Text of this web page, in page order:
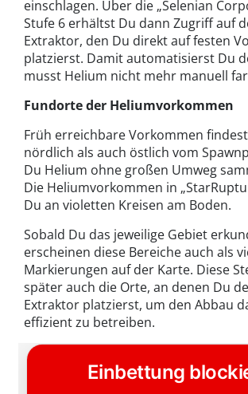
einschlagen. Über die „Selenian
Stufe 6 erhältst Du dann Zugriff auf
Extraktor, den Du direkt auf festen
platzierst. Damit automatisierst Du
musst Helium nicht mehr manuell
Fundorte der Heliumvorkommen
Früh erreichbare Vorkommen
nördlich als auch östlich vom
Du Helium ohne großen Umweg
Die Heliumvorkommen in
Du an violetten Kreisen am Boden.
Sobald Du das jeweilige Gebiet
erscheinen diese Bereiche auch als
Markierungen auf der Karte. Diese
später auch die Orte, an denen Du
Extraktor platzierst, um den Abbau
effizient zu betreiben.